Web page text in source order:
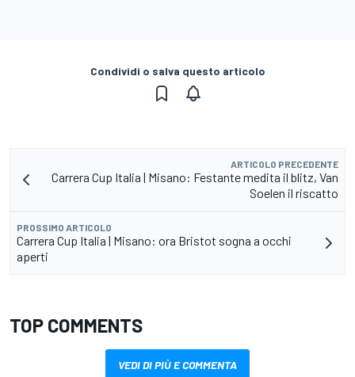
Condividi o salva questo articolo
ARTICOLO PRECEDENTE
Carrera Cup Italia | Misano: Festante medita il blitz, Van
Soelen il riscatto
PROSSIMO ARTICOLO
Carrera Cup Italia | Misano: ora Bristot sogna a occhi
aperti
TOP COMMENTS
VEDI DI PIÙ E COMMENTA